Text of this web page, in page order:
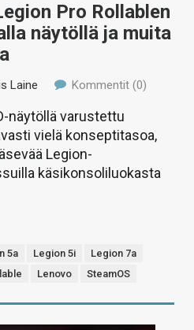
Pro Rollablen
näytöllä ja muita
Laine Kommentit (0)
näytöllä varustettu
vielä konseptitasoa,
Legion-
käsikonsoliluokasta
5a Legion 5i
Legion 7a
Lenovo SteamOS